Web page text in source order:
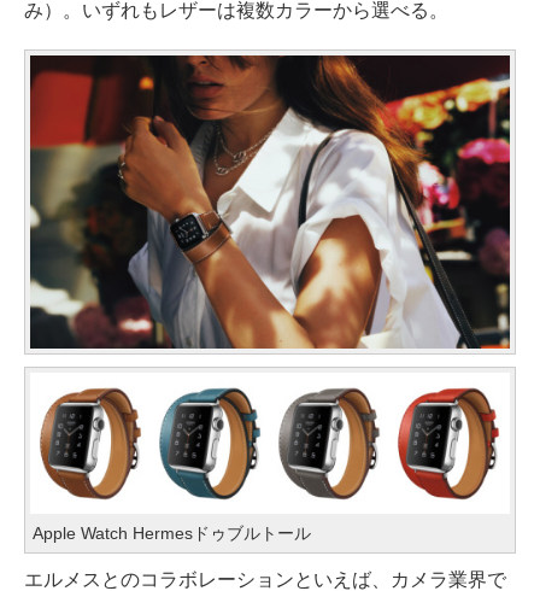
み）。いずれもレザーは複数カラーから選べる。
Apple Watch Hermesドゥブルトール
エルメスとのコラボレーションといえば、カメラ業界で